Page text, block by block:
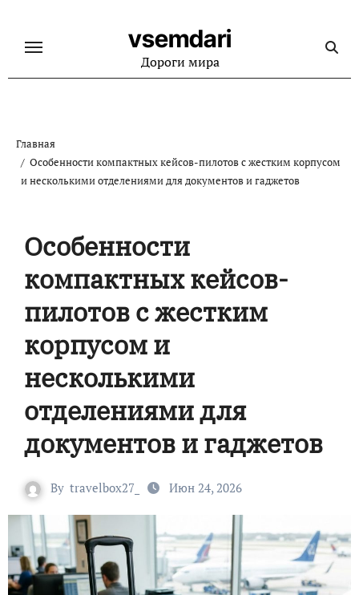
содержанию
vsemdari
Дороги мира
Главная
Особенности компактных кейсов-пилотов с жестким корпусом
и несколькими отделениями для документов и гаджетов
Особенности
компактных кейсов-
пилотов с жестким
корпусом и
несколькими
отделениями для
документов и гаджетов
By travelbox27_ Июн 24, 2026